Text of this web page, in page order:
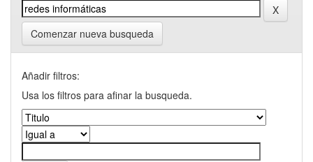
Comenzar nueva busqueda
Añadir filtros:
Usa los filtros para afinar la busqueda.